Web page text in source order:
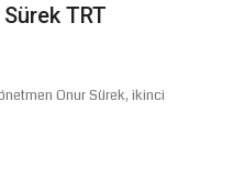
TRT
Onur Sürek, ikinci